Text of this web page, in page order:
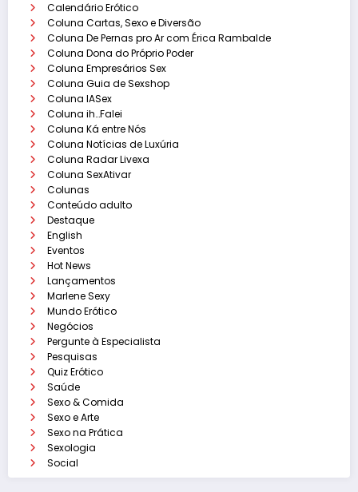
Calendário Erótico
Coluna Cartas, Sexo e Diversão
Coluna De Pernas pro Ar com Érica Rambalde
Coluna Dona do Próprio Poder
Coluna Empresários Sex
Coluna Guia de Sexshop
Coluna IASex
Coluna ih…Falei
Coluna Ká entre Nós
Coluna Notícias de Luxúria
Coluna Radar Livexa
Coluna SexAtivar
Colunas
Conteúdo adulto
Destaque
English
Eventos
Hot News
Lançamentos
Marlene Sexy
Mundo Erótico
Negócios
Pergunte à Especialista
Pesquisas
Quiz Erótico
Saúde
Sexo & Comida
Sexo e Arte
Sexo na Prática
Sexologia
Social